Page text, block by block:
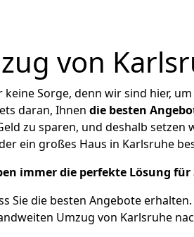
von
Sorge, denn wir sind hier,
daran, Ihnen die besten
zu sparen, und deshalb setzen
ein großes Haus in Karlsruhe
immer die perfekte Lösung für
Sie die besten Angebote erhalten.
Umzug von Karlsruhe